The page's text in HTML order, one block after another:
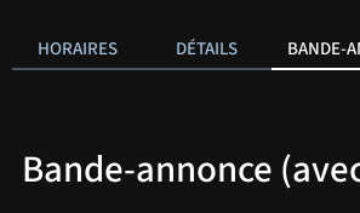
HORAIRES DÉTAILS BANDE-
Bande-annonce